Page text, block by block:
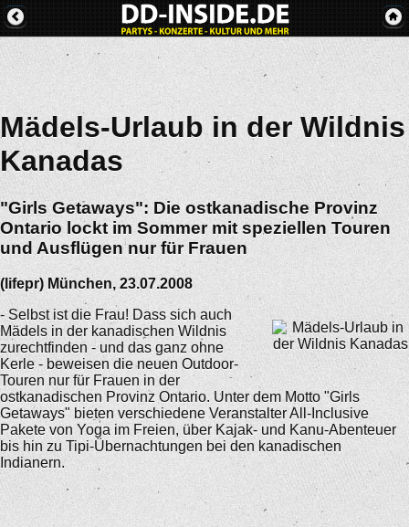
Mädels-Urlaub in der Wildnis
Kanadas
"Girls Getaways": Die ostkanadische Provinz
Ontario lockt im Sommer mit speziellen Touren
und Ausflügen nur für Frauen
(lifepr) München, 23.07.2008
- Selbst ist die Frau! Dass sich auch
Mädels in der kanadischen Wildnis
zurechtfinden - und das ganz ohne
Kerle - beweisen die neuen Outdoor-
Touren nur für Frauen in der
ostkanadischen Provinz Ontario. Unter dem Motto "Girls
Getaways" bieten verschiedene Veranstalter All-Inclusive
Pakete von Yoga im Freien, über Kajak- und Kanu-Abenteuer
bis hin zu Tipi-Übernachtungen bei den kanadischen
Indianern.